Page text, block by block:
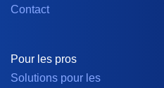
Contact
Pour les pros
Solutions pour les